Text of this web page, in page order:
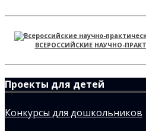
ВСЕРОССИЙСКИЕ НАУЧНО-
Проекты для детей
Конкурсы для дошкольников